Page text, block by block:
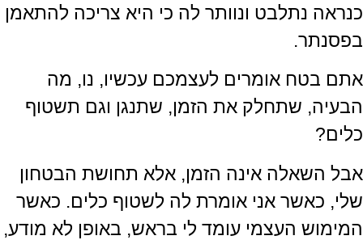
כנראה נתלבט ונוותר לה כי היא צריכה להתאמן
בפסנתר.
אתם בטח אומרים לעצמכם עכשיו, נו, מה
הבעיה, שתחלק את הזמן, שתנגן וגם תשטוף
כלים?
אבל השאלה אינה הזמן, אלא תחושת הבטחון
שלי, כאשר אני אומרת לה לשטוף כלים. כאשר
המימוש העצמי עומד לי בראש, באופן לא מודע,